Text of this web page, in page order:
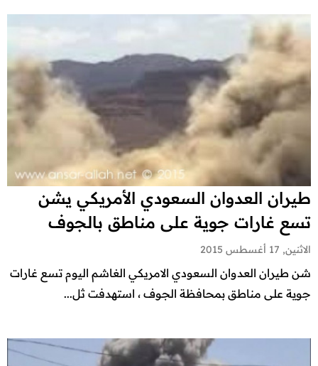
طيران العدوان السعودي الأمريكي يشن
تسع غارات جوية على مناطق بالجوف
الاثنين, 17 أغسطس 2015
شن طيران العدوان السعودي الامريكي الغاشم اليوم تسع غارات
جوية على مناطق بمحافظة الجوف ، استهدفت ثل...